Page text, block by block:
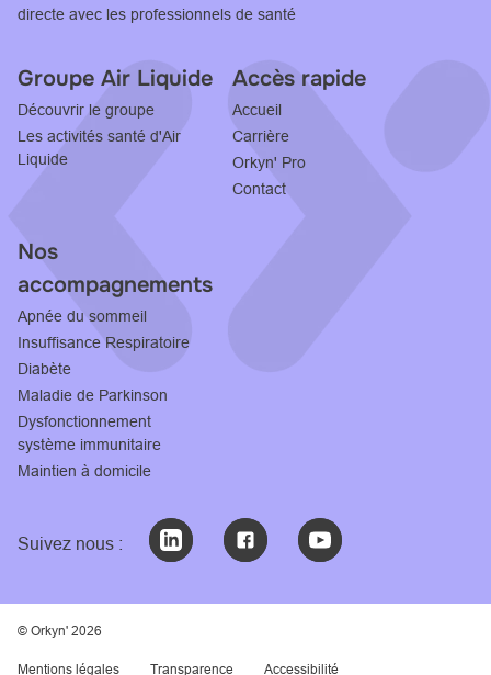
directe avec les professionnels de santé
Groupe Air Liquide
Découvrir le groupe
Les activités santé d'Air
Liquide
Accès rapide
Accueil
Carrière
Orkyn' Pro
Contact
Nos
accompagnements
Apnée du sommeil
Insuffisance Respiratoire
Diabète
Maladie de Parkinson
Dysfonctionnement
système immunitaire
Maintien à domicile
Suivez nous :
© Orkyn' 2026
Mentions légales Transparence Accessibilité